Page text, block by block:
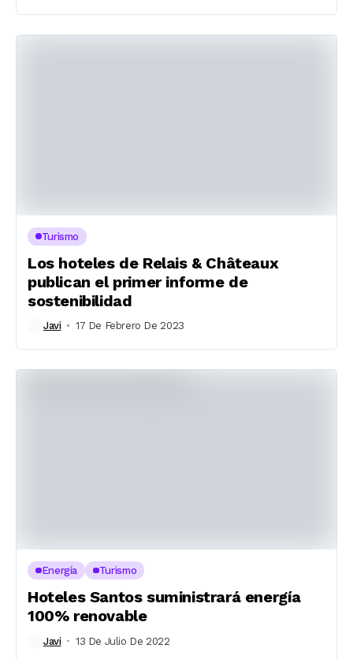
Turismo
Los hoteles de Relais & Châteaux
publican el primer informe de
sostenibilidad
Javi 17 De Febrero De 2023
Energía Turismo
Hoteles Santos suministrará energía
100% renovable
Javi 13 De Julio De 2022